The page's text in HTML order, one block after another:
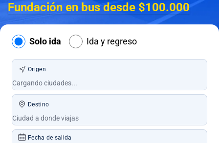
Fundación en bus desde $100.000
Solo ida Ida y regreso
Origen
Destino
Fecha de salida